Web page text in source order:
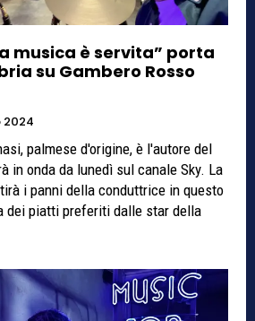
musica è servita” porta
su Gambero Rosso
2024
palmese d'origine, è l'autore del
in onda da lunedì sul canale Sky. La
i panni della conduttrice in questo
dei piatti preferiti dalle star della